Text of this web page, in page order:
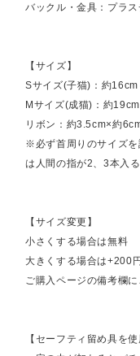
バックル・金具：プラ
【サイズ】
Sサイズ(子猫)：約
Mサイズ(成猫)：約
リボン：約3.5cm×約
※必ず首周りのサイズを
は人間の指が2、3本入
【サイズ変更】
小さくする場合は無料
大きくする場合は+200
ご購入ページの備考欄
【セーフティ留め具を